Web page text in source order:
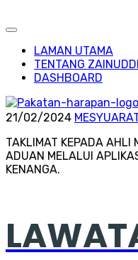
LAMAN UTAMA
TENTANG
DASHBOARD
21/02/2024
TAKLIMAT KEPADA AHLI
ADUAN MELALUI
KENANGA.